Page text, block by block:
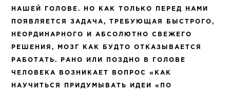
НАШЕЙ ГОЛОВЕ. НО КАК ТОЛЬКО ПЕРЕД НАМИ
ПОЯВЛЯЕТСЯ ЗАДАЧА, ТРЕБУЮЩАЯ БЫСТРОГО,
НЕОРДИНАРНОГО И АБСОЛЮТНО СВЕЖЕГО
РЕШЕНИЯ, МОЗГ КАК БУДТО ОТКАЗЫВАЕТСЯ
РАБОТАТЬ. РАНО ИЛИ ПОЗДНО В ГОЛОВЕ
ЧЕЛОВЕКА ВОЗНИКАЕТ ВОПРОС «КАК
НАУЧИТЬСЯ ПРИДУМЫВАТЬ ИДЕИ «ПО